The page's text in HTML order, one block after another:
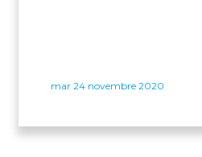
mar 24 novembre 2020